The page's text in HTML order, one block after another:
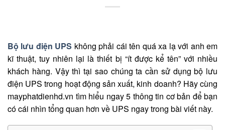
Bộ lưu điện UPS không phải cái tên quá xa lạ với anh em
kĩ thuật, tuy nhiên lại là thiết bị “ít được kể tên” với nhiều
khách hàng. Vậy thì tại sao chúng ta cần sử dụng bộ lưu
điện UPS trong hoạt động sản xuất, kinh doanh? Hãy cùng
mayphatdienhd.vn tìm hiểu ngay 5 thông tin cơ bản để bạn
có cái nhìn tổng quan hơn về UPS ngay trong bài viết này.